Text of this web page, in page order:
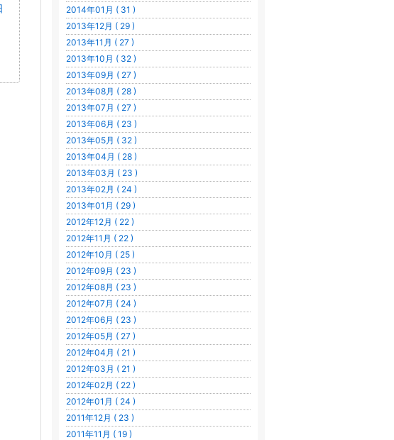
2014年01月 ( 31 )
2013年12月 ( 29 )
2013年11月 ( 27 )
2013年10月 ( 32 )
2013年09月 ( 27 )
2013年08月 ( 28 )
2013年07月 ( 27 )
2013年06月 ( 23 )
2013年05月 ( 32 )
2013年04月 ( 28 )
2013年03月 ( 23 )
2013年02月 ( 24 )
2013年01月 ( 29 )
2012年12月 ( 22 )
2012年11月 ( 22 )
2012年10月 ( 25 )
2012年09月 ( 23 )
2012年08月 ( 23 )
2012年07月 ( 24 )
2012年06月 ( 23 )
2012年05月 ( 27 )
2012年04月 ( 21 )
2012年03月 ( 21 )
2012年02月 ( 22 )
2012年01月 ( 24 )
2011年12月 ( 23 )
2011年11月 ( 19 )